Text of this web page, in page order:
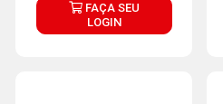
FAÇA SEU
LOGIN